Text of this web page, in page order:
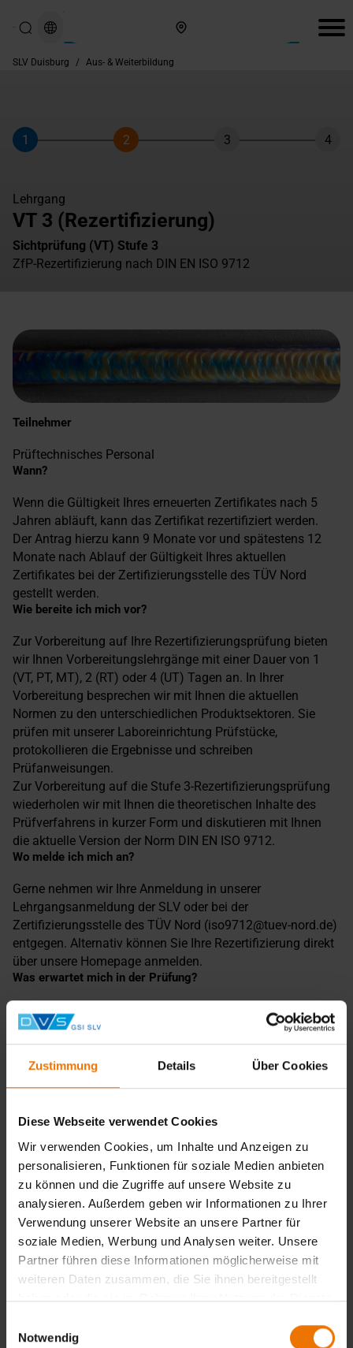
Zustimmung Details Über Cookies
Diese Webseite verwendet Cookies
Wir verwenden Cookies, um Inhalte und Anzeigen zu
personalisieren, Funktionen für soziale Medien anbieten
zu können und die Zugriffe auf unsere Website zu
analysieren. Außerdem geben wir Informationen zu Ihrer
Verwendung unserer Website an unsere Partner für
soziale Medien, Werbung und Analysen weiter. Unsere
Partner führen diese Informationen möglicherweise mit
weiteren Daten zusammen, die Sie ihnen bereitgestellt
haben oder die sie im Rahmen Ihrer Nutzung der Dienste
Notwendig
SLV Duisburg / Aus- & Weiterbildung
Schritt
1
Schritt
2
Schritt
3 4
Lehrgang
VT 3 (Rezertifizierung)
Sichtprüfung (VT) Stufe 3
ZfP-Rezertifizierung nach DIN EN ISO 9712
Teilnehmer
Prüftechnisches Personal
Wann?
Wenn die Gültigkeit Ihres erneuerten Zertifikates nach 5
Jahren abläuft, kann das Zertifikat rezertifiziert werden.
Der Antrag hierzu kann 9 Monate vor und spätestens 12
Monate nach Ablauf der Gültigkeit Ihres aktuellen
Zertifikates bei der Zertifizierungsstelle des TÜV Nord
gestellt werden.
Wie bereite ich mich vor?
Zur Vorbereitung auf Ihre Rezertifizierungsprüfung bieten
wir Ihnen Vorbereitungslehrgänge mit einer Dauer von 1
(VT, PT, MT), 2 (RT) oder 4 (UT) Tagen an. In Ihrer
Vorbereitung besprechen wir mit Ihnen die aktuellen
Normen zu den unterschiedlichen Produktsektoren. Sie
prüfen mit unserer Laboreinrichtung Prüfstücke,
protokollieren die Ergebnisse und schreiben
Prüfanweisungen.
Zur Vorbereitung auf die Stufe 3-Rezertifizierungsprüfung
wiederholen wir mit Ihnen die theoretischen Inhalte des
Prüfverfahrens in kurzer Form und diskutieren mit Ihnen
die aktuelle Version der Norm DIN EN ISO 9712.
Wo melde ich mich an?
Gerne nehmen wir Ihre Anmeldung in unserer
Lehrgangsanmeldung der SLV oder bei der
Zertifizierungsstelle des TÜV Nord (iso9712@tuev-nord.de)
entgegen. Alternativ können Sie Ihre Rezertifizierung direkt
über unsere Homepage anmelden.
Was erwartet mich in der Prüfung?
In der Stufe 1 oder Stufe 2 prüfen Sie zwei Prüfstücke und
protokollieren Ihre Ergebnisse. In der Stufe 2 schreiben Sie
zudem eine Prüfanweisung.
In der Stufe 3 erwarten Sie theoretische Prüfungselemente,
fortgesetzten praktischen Tätigkeit).
Bitte reichen Sie einen Zertifizierungsantrag bei der
Zertifizierungsstelle des TÜV Nord ein.
Hierzu ist erforderlich:
Bestätigung der ausreichenden Sehfähigkeit, wie bei der
Erstzertifizierung.
Belege der fortgesetzten, zufriedenstellenden
Arbeitstätigkeit. Mindestens ein Prüfprotokoll pro Jahr –
alle Produktsektoren (w, c, f, wp, t) müssen abgedeckt sein.